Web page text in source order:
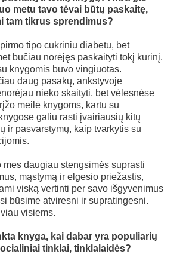
metu tavo tėvai būtų paskaitę,
tam tikrus sprendimus?
tipo cukriniu diabetu, bet
būčiau norėjęs paskaityti tokį kūrinį.
knygomis buvo vingiuotas.
daug pasakų, ankstyvoje
nieko skaityti, bet vėlesnėse
meilė knygoms, kartu su
galiu rasti įvairiausių kitų
ir pasvarstymų, kaip tvarkytis su
mes daugiau stengsimės suprasti
mąstymą ir elgesio priežastis,
viską vertinti per savo išgyvenimus
būsime atviresni ir supratingesni.
visiems.
knyga, kai dabar yra populiarių
tinklai, tinklalaidės?